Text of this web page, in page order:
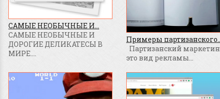
САМЫЕ НЕОБЫЧНЫЕ И...
САМЫЕ НЕОБЫЧНЫЕ И
ДОРОГИЕ ДЕЛИКАТЕСЫ В
МИРЕ....
Примеры
Партизанский
это вид рекламы...